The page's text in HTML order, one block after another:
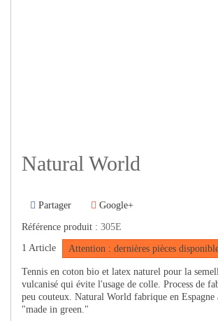
Natural World
Partager Google+
Référence produit : 305E
1 Article Attention : dernières pièces
Tennis en coton bio et latex naturel pour la
vulcanisé qui évite l'usage de colle. Process de
peu couteux. Natural World fabrique en Espagne
"made in green."